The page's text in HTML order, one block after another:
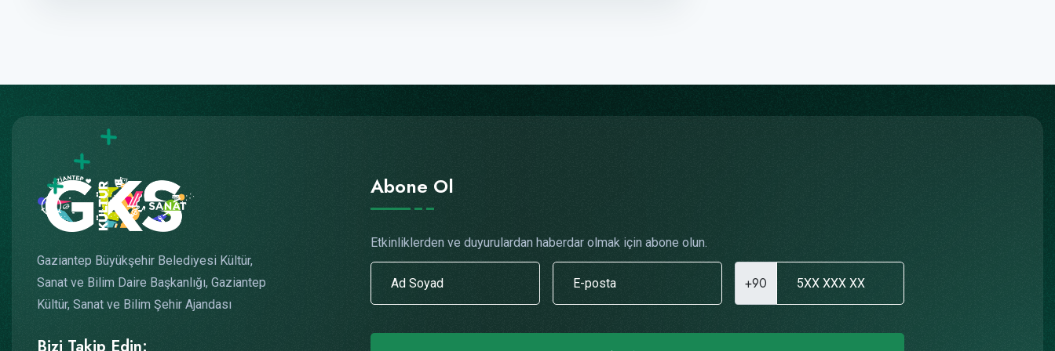
Gaziantep Büyükşehir Belediyesi Kültür,
Sanat ve Bilim Daire Başkanlığı, Gaziantep
Kültür, Sanat ve Bilim Şehir Ajandası
Abone Ol
Etkinliklerden ve duyurulardan haberdar olmak için abone olun.
+90